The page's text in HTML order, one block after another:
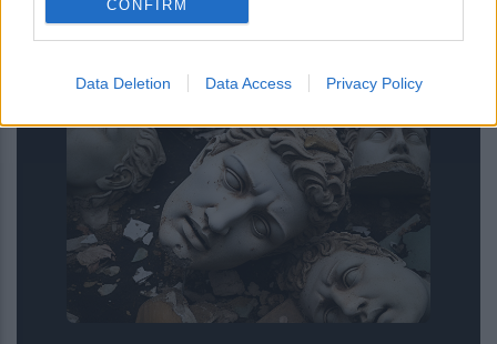
CONFIRM
Data Deletion Data Access Privacy Policy
Επίθεση στην αλυσίδα εφοδιασμού
του npm: Παραβιάστηκε το δημοφιλές
εβδομαδιαίες λήψεις